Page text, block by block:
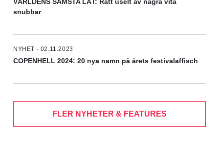
VÄRLDENS SÄMSTA LÅT: Rätt uselt av några vita
snubbar
NYHET - 02.11.2023
COPENHELL 2024: 20 nya namn på årets festivalaffisch
FLER NYHETER & FEATURES